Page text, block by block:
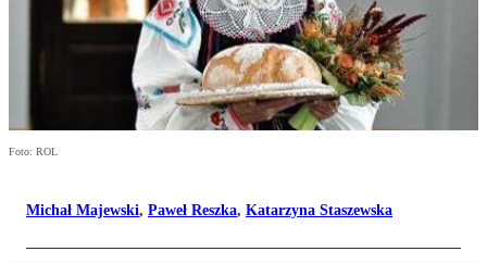
Foto: ROL
Michał Majewski, Paweł Reszka, Katarzyna Staszewska